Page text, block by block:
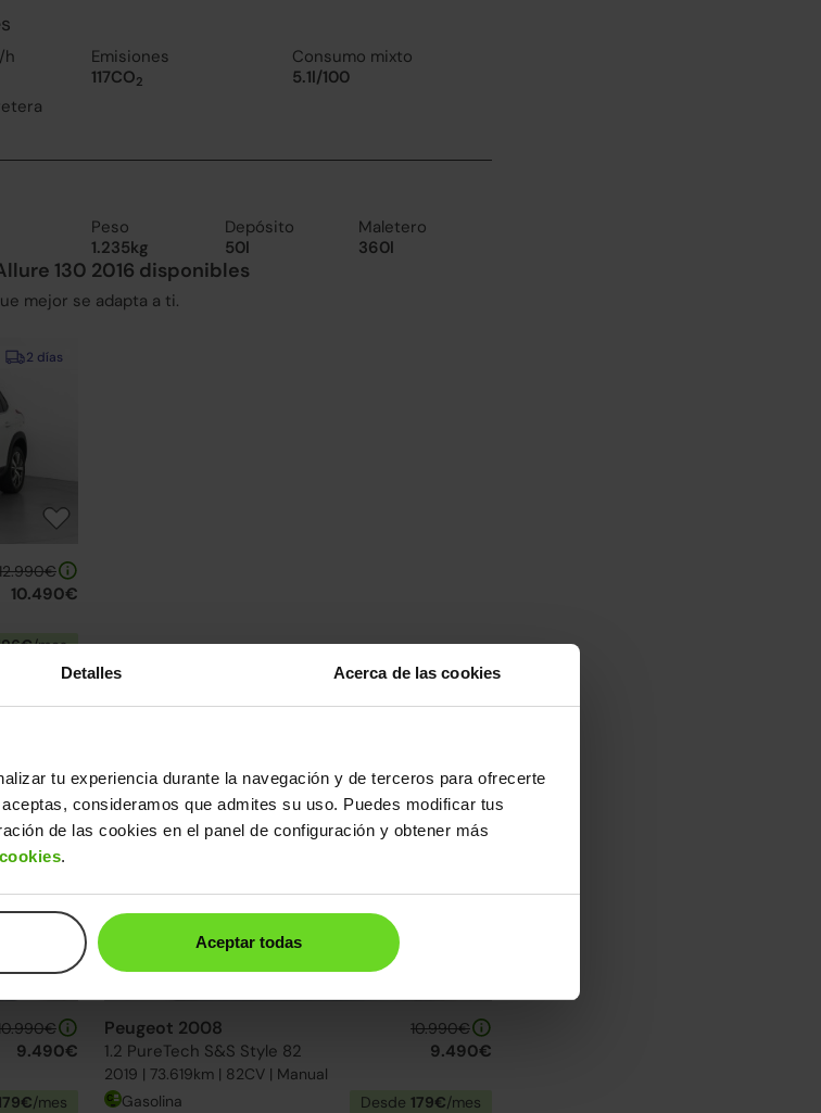
Detalles Acerca de las cookies
tu experiencia durante la navegación y de terceros para ofrecerte
consideramos que admites su uso. Puedes modificar tus
de las cookies en el panel de configuración y obtener más
.
Aceptar todas
h
Emisiones
117CO2
Consumo mixto
5.1l/100
Peso
1.235kg
Depósito
50l
Maletero
360l
130 2016 disponibles
mejor se adapta a ti.
2 días
10.490€
/mes
2 días
9.490€
/mes
2 días
4 ruedas nuevas
Correa nueva
Peugeot 2008
1.2 PureTech S&S Style 82
2019 | 73.619km | 82CV | Manual
10.990€
9.490€
Gasolina Desde 179€/mes